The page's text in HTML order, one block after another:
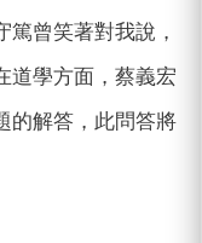
曾笑著對我說，
道學方面，蔡義宏
的解答，此問答將